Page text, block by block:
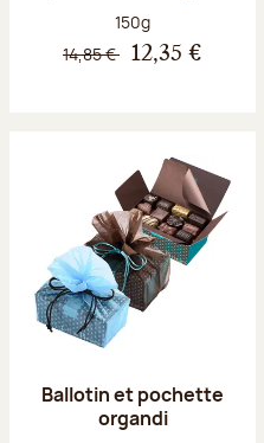
Poids net :
150g
14,85 € 12,35 €
Ballotin et pochette
organdi